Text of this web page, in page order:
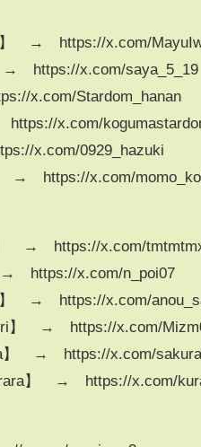
】 → https://x.com/
https://x.com/saya_5_19
x.com/Stardom_hanan
x.com/
x.com/0929_hazuki
→ https://x.com/
】 → https://x.com/
https://x.com/n_poi07
】 → https://x.com/
】 → https://x.com/
】 → https://x.com/
】 → https://x.com/